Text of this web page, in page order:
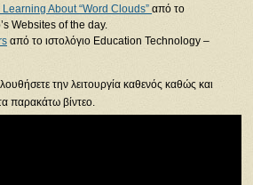
About “Word Clouds” από το
Websites of the day.
από το ιστολόγιο Education Technology –
την λειτουργία καθενός καθώς και
παρακάτω βίντεο.